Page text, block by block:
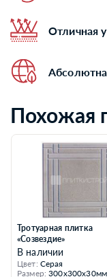
Отличная
Похожая
Тротуарная плитка
«Созвездие»
В наличии
Цвет: Серая
Размер: 300x300x30мм